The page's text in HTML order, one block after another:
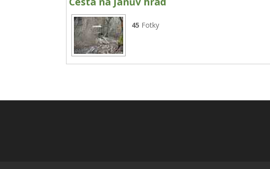
45 Fotky